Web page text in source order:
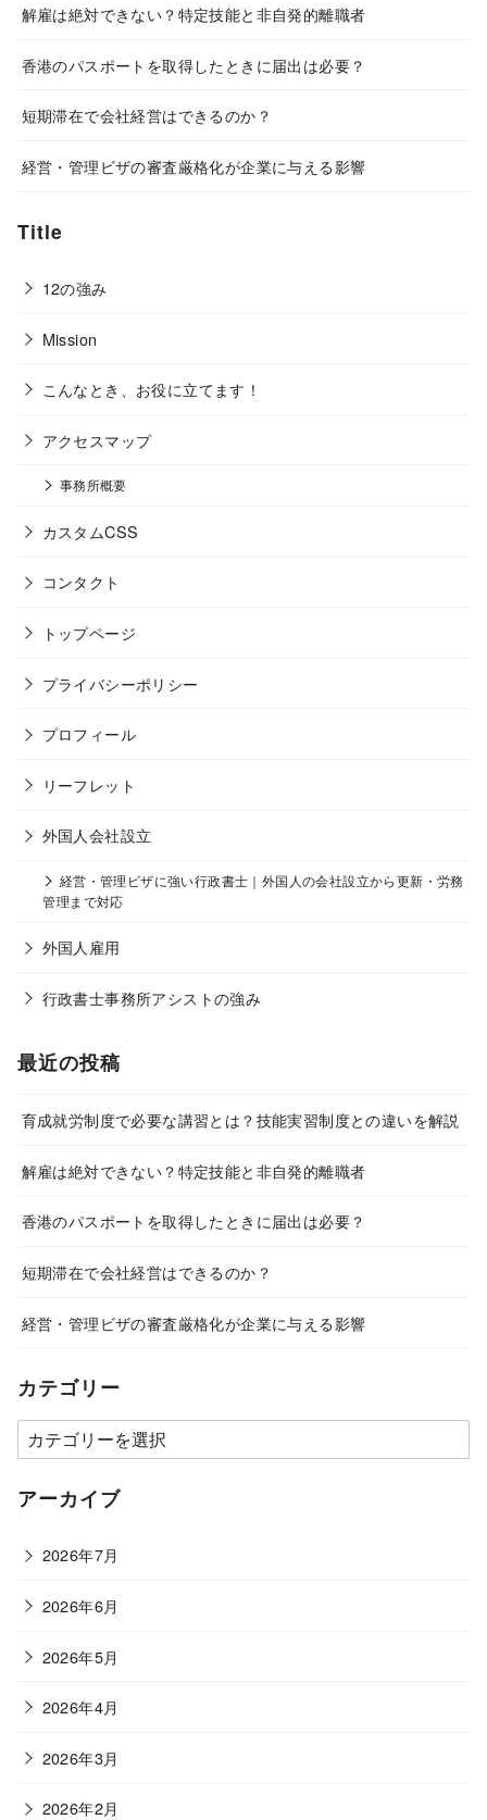
解雇は絶対できない？特定技能と非自発的離職者
香港のパスポートを取得したときに届出は必要？
短期滞在で会社経営はできるのか？
経営・管理ビザの審査厳格化が企業に与える影響
Title
12の強み
Mission
こんなとき、お役に立てます！
アクセスマップ
事務所概要
カスタムCSS
コンタクト
トップページ
プライバシーポリシー
プロフィール
リーフレット
外国人会社設立
経営・管理ビザに強い行政書士｜外国人の会社設立から更新・労務
管理まで対応
外国人雇用
行政書士事務所アシストの強み
最近の投稿
育成就労制度で必要な講習とは？技能実習制度との違いを解説
解雇は絶対できない？特定技能と非自発的離職者
香港のパスポートを取得したときに届出は必要？
短期滞在で会社経営はできるのか？
経営・管理ビザの審査厳格化が企業に与える影響
カテゴリー
カ
テ
ゴ
ー
アーカイブ
2026年7月
2026年6月
2026年5月
2026年4月
2026年3月
2026年2月